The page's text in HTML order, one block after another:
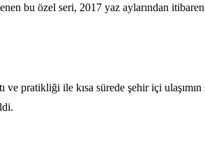
bu özel seri, 2017 yaz aylarından itibaren
pratikliği ile kısa sürede şehir içi